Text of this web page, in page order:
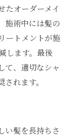
たオーダーメイ
施術中には髪の
ートメントが施
します。最後
て、適切なシャ
れます。
い髪を長持ちさ